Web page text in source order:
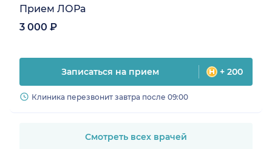
Прием ЛОРа
3 000 ₽
Записаться на прием + 200
Клиника перезвонит завтра после 09:00
Смотреть всех врачей